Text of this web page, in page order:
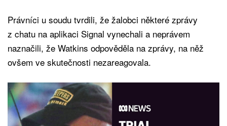
Právníci u soudu tvrdili, že žalobci některé zprávy
z chatu na aplikaci Signal vynechali a neprávem
naznačili, že Watkins odpověděla na zprávy, na něž
ovšem ve skutečnosti nezareagovala.